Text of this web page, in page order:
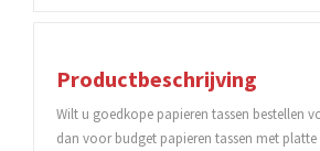
Productbeschrijving
Wilt u goedkope papieren tassen bestellen
dan voor budget papieren tassen met